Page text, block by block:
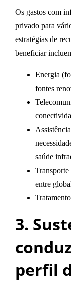
Os gastos com
privado para
estratégias de
beneficiar
Energia
fontes
saúde
Transporte
entre
3.
perfil